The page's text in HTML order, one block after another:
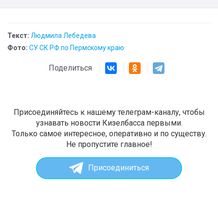
Текст: Людмила Лебедева
Фото: СУ СК РФ по Пермскому краю
Поделиться
Присоединяйтесь к нашему телеграм-каналу, чтобы
узнавать новости Кизелбасса первыми.
Только самое интересное, оперативно и по существу.
Не пропустите главное!
Присоединиться